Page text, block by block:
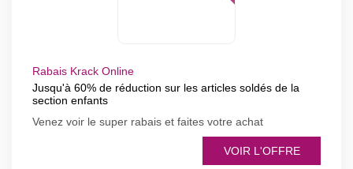
Rabais Krack Online
Jusqu'à 60% de réduction sur les articles soldés de la
section enfants
Venez voir le super rabais et faites votre achat
VOIR L'OFFRE